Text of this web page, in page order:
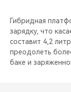
Гибридная
зарядку, что
составит 4,2
преодолеть
баке и